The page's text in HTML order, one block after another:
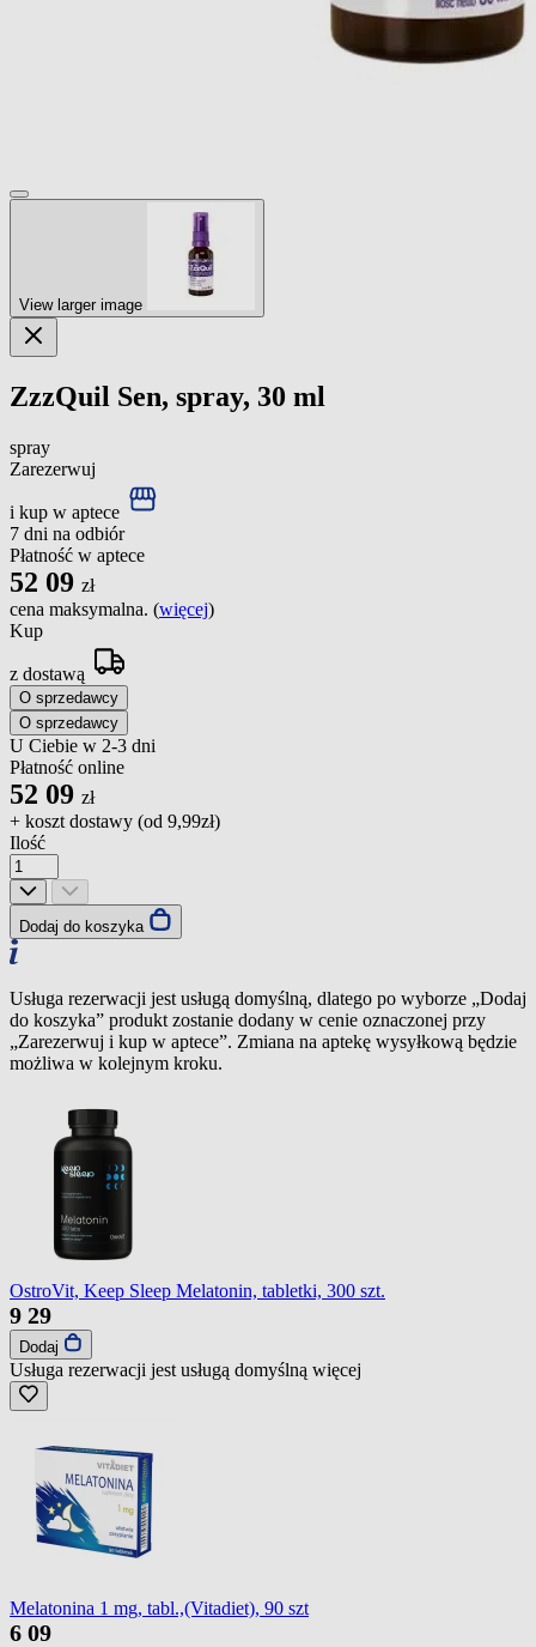
View larger image
ZzzQuil Sen, spray, 30 ml
spray
Zarezerwuj
i kup w aptece
7 dni na odbiór
Płatność w aptece
52 09 zł
cena maksymalna. (więcej)
Kup
z dostawą
O sprzedawcy
O sprzedawcy
U Ciebie w 2-3 dni
Płatność online
52 09 zł
+ koszt dostawy (od 9,99zł)
Ilość
Dodaj do koszyka
Usługa rezerwacji jest usługą domyślną, dlatego po wyborze „Dodaj
do koszyka” produkt zostanie dodany w cenie oznaczonej przy
„Zarezerwuj i kup w aptece”. Zmiana na aptekę wysyłkową będzie
możliwa w kolejnym kroku.
OstroVit, Keep Sleep Melatonin, tabletki, 300 szt.
9 29
Dodaj
Usługa rezerwacji jest usługą domyślną więcej
Melatonina 1 mg, tabl.,(Vitadiet), 90 szt
6 09